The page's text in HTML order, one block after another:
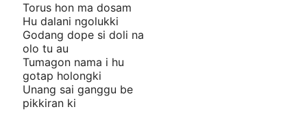
Torus hon ma dosam
Hu dalani ngolukki
Godang dope si doli na
olo tu au
Tumagon nama i hu
gotap holongki
Unang sai ganggu be
pikkiran ki